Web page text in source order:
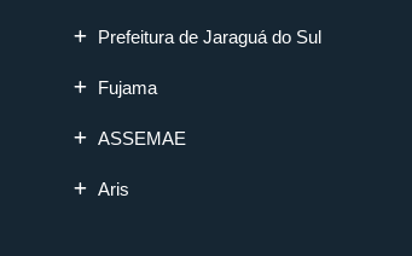
Prefeitura de Jaraguá do Sul
Fujama
ASSEMAE
Aris